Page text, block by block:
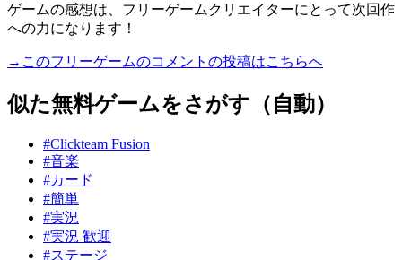
ゲームの感想は、フリーゲームクリエイターにとって次回作
への力になります！
→このフリーゲームのコメントの投稿はこちらへ
似た無料ゲームをさがす（自動）
#Clickteam Fusion
#音楽
#カード
#簡単
#実況
#実況 歓迎
#ステージ